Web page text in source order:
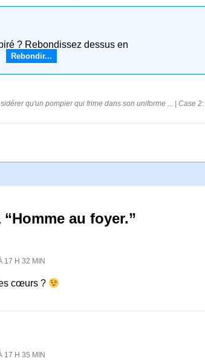
? Rebondissez dessus en
Rebondir...
qu'un pompier qui frime dans son uniforme ... | Case
au foyer.”
17 H 32 MIN
cœurs ?
17 H 35 MIN